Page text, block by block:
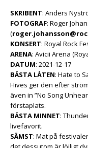
SKRIBENT: Anders
FOTOGRAF: Roger
(
KONSERT: Royal Rock
ARENA: Avicii Arena
DATUM: 2021-12-17
BÄSTA LÅTEN: Hate to
Hives ger den efter
även in ”No Song
förstaplats.
BÄSTA MINNET:
livefavorit.
SÄMST: Mat på